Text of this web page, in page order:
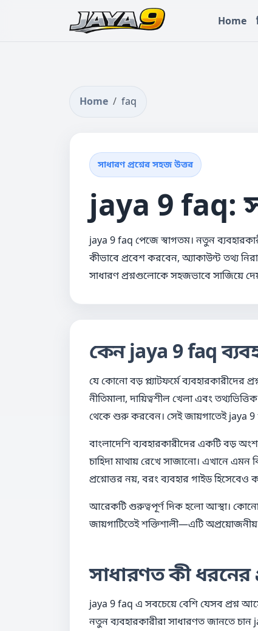
Home
Home faq
সাধারণ প্রশ্নের সহজ উত্তর
jaya 9 faq:
jaya 9 faq পেজে স্বাগতম। নতুন
কীভাবে প্রবেশ করবেন, অ্যাকাউন্ট তথ্য
সাধারণ প্রশ্নগুলোকে সহজভাবে সাজিয়ে
কেন jaya 9 faq
যে কোনো বড় প্ল্যাটফর্মে ব্যবহারকারীদের
নীতিমালা, দায়িত্বশীল খেলা এবং
থেকে শুরু করবেন। সেই জায়গাতেই jaya 9
বাংলাদেশি ব্যবহারকারীদের একটি বড়
চাহিদা মাথায় রেখে সাজানো। এখানে
প্রশ্নোত্তর নয়, বরং ব্যবহার গাইড হিসেবেও
আরেকটি গুরুত্বপূর্ণ দিক হলো আস্থা। কোনো
জায়গাটিতেই শক্তিশালী—এটি
সাধারণত কী ধরনের
jaya 9 faq এ সবচেয়ে বেশি যেসব প্রশ্ন
নতুন ব্যবহারকারীরা সাধারণত জানতে